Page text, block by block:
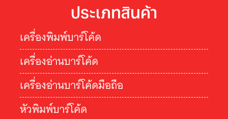
ประเภทสินค้า
เครื่องพิมพ์บาร์โค้ด
เครื่องอ่านบาร์โค้ด
เครื่องอ่านบาร์โค้ดมือถือ
หัวพิมพ์บาร์โค้ด